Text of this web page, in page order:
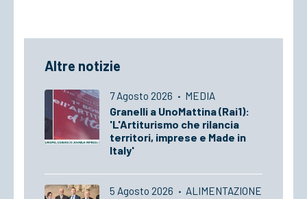
Altre notizie
7 Agosto 2026 · MEDIA
Granelli a UnoMattina (Rai1):
'L'Artiturismo che rilancia
territori, imprese e Made in
Italy'
5 Agosto 2026 · ALIMENTAZIONE